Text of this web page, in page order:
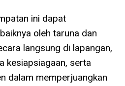
ini dapat
oleh taruna dan
langsung di lapangan,
kesiapsiagaan, serta
dalam memperjuangkan